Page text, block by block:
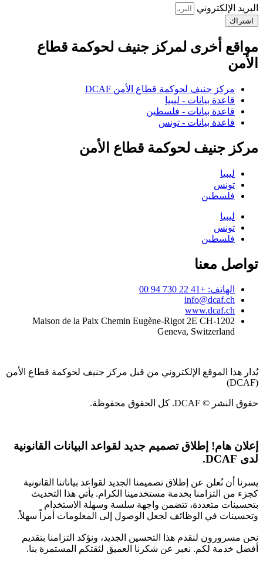
البريد الإلكتروني
اشتراك
مواقع أخرى لمركز جنيف لحوكمة قطاع
الأمن
مركز جنيف لحوكمة قطاع الأمن DCAF
قاعدة بيانات - ليبيا
قاعدة بيانات - فلسطين
قاعدة بيانات - تونس
مركز جنيف لحوكمة قطاع الأمن
ليبيا
تونس
فلسطين
ليبيا
تونس
فلسطين
تواصل معنا
الهاتف: +41 22 730 94 00
info@dcaf.ch
www.dcaf.ch
Maison de la Paix Chemin Eugène-Rigot 2E CH-1202
Geneva, Switzerland
يُدار هذا الموقع الإلكتروني من قبل مركز جنيف لحوكمة قطاع الأمن
(DCAF)
حقوق النشر © DCAF. كل الحقوق محفوظة.
إعلان هام! إطلاق تصميم جديد لقواعد البيانات القانونية
لدى DCAF.
يسرنا أن نُعلن عن إطلاق تصميمنا الجديد لقواعد بياناتنا القانونية
كجزء من التزامنا بخدمة مستخدمينا الكرام. يأتي هذا التحديث
بتحسينات متعددة، تتضمن واجهة سلسة وسهلة الاستخدام
وتحسينات في الوظائف لجعل الوصول إلى المعلومات أمراً سهلاً.
نحن مسرورون لنقدم هذا التحسين الجديد، ونؤكد التزامنا بتقديم
أفضل خدمة لكم. نعبر عن شكرنا العميق لثقتكم المستمرة بنا.